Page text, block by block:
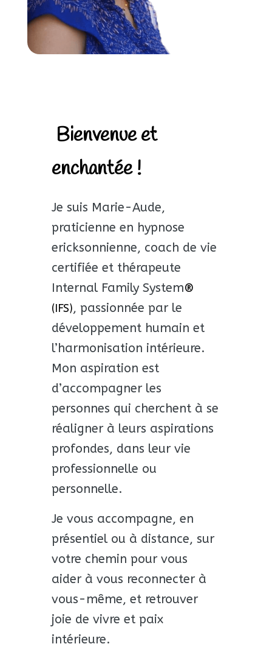
Bienvenue et
enchantée !
Je suis Marie-Aude,
praticienne en hypnose
ericksonnienne, coach de vie
certifiée et thérapeute
Internal Family System®
(IFS), passionnée par le
développement humain et
l’harmonisation intérieure.
Mon aspiration est
d’accompagner les
personnes qui cherchent à se
réaligner à leurs aspirations
profondes, dans leur vie
professionnelle ou
personnelle.
Je vous accompagne, en
présentiel ou à distance, sur
votre chemin pour vous
aider à vous reconnecter à
vous-même, et retrouver
joie de vivre et paix
intérieure.